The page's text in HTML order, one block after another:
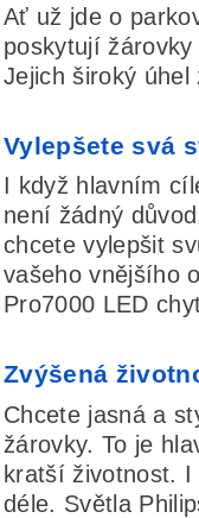
Ať už jde o
poskytují
Jejich široký
Vylepšete svá
I když hlavním
není žádný
chcete vylepšit
vašeho vnějšího
Pro7000 LED
Zvýšená
Chcete jasná a
žárovky. To je
kratší životnost.
déle. Světla